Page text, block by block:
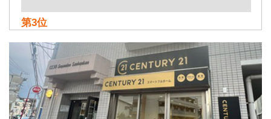
第3位
4ＬＤＫ
相模大野駅
バ9分・歩4分
２０１５年６月築、積水ハウス施工住宅です。 南東…
第4位